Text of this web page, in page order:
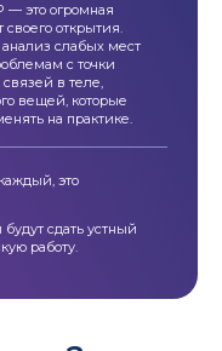
— это огромная
открытия.
слабых мест
с точки
связей в теле,
вещей, которые
на практике.
это
сдать устный
работу.